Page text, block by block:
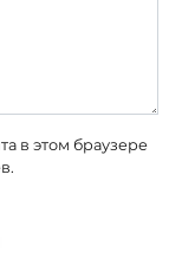
в этом браузере